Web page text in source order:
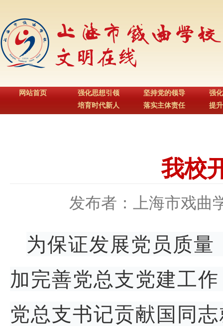
网站首页
强化思想引领
培育时代新人
坚持党的领导
落实主体责任
强
提
我校
发布者：上海市戏曲
为保证发展党员质
加完善党总支党建工
党总支书记贡献国同